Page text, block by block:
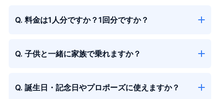
Q. 料金は1人分ですか？1回分ですか？
Q. 子供と一緒に家族で乗れますか？
Q. 誕生日・記念日やプロポーズに使えますか？